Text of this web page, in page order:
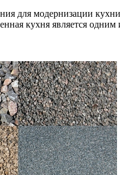
для модернизации
кухня является одним